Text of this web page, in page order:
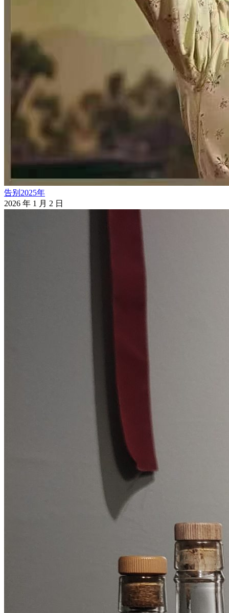
告别2025年
2026 年 1 月 2 日